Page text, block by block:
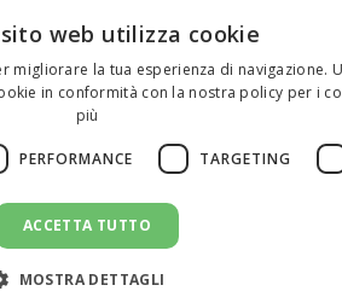
web utilizza cookie
migliorare la tua esperienza di navigazione.
in conformità con la nostra policy per i
più
PERFORMANCE TARGETING
ACCETTA TUTTO
MOSTRA DETTAGLI